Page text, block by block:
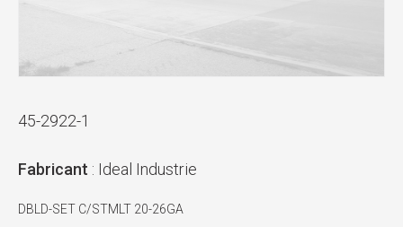
45-2922-1
Fabricant : Ideal Industrie
DBLD-SET C/STMLT 20-26GA